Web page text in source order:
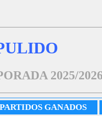
2025/
PARTIDOS GANADOS